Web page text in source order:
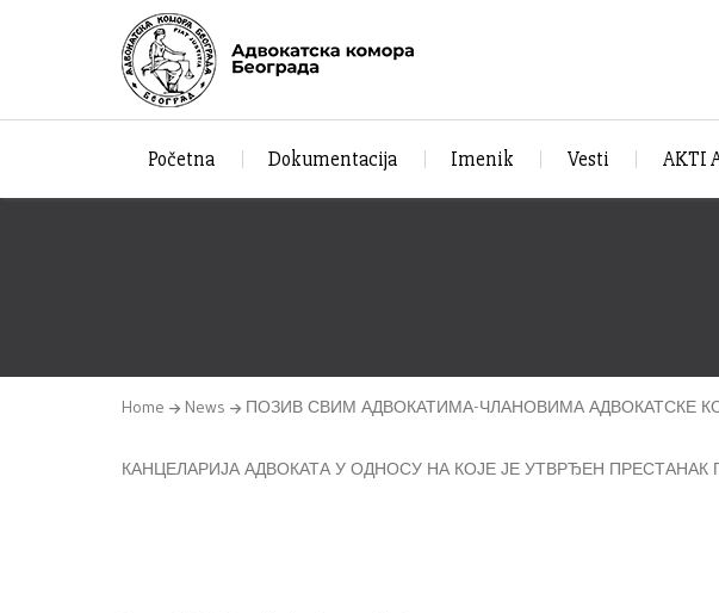
Početna Dokumentacija Imenik Vesti AKTI
Home News ПОЗИВ СВИМ АДВОКАТИМА-ЧЛАНОВИМА АДВОКАТСКЕ
КАНЦЕЛАРИЈА АДВОКАТА У ОДНОСУ НА КОЈЕ ЈЕ УТВРЂЕН